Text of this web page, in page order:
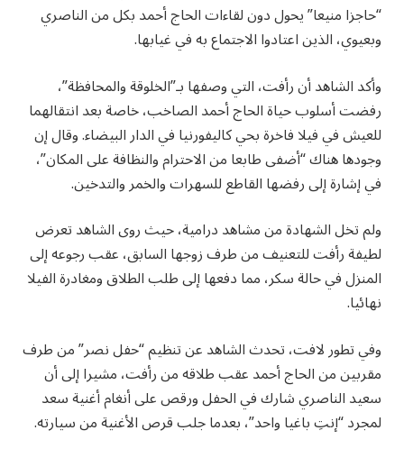
“حاجزا منيعا” يحول دون لقاءات الحاج أحمد بكل من الناصري
وبعيوي، الذين اعتادوا الاجتماع به في غيابها.
وأكد الشاهد أن رأفت، التي وصفها بـ”الخلوقة والمحافظة”،
رفضت أسلوب حياة الحاج أحمد الصاخب، خاصة بعد انتقالهما
للعيش في فيلا فاخرة بحي كاليفورنيا في الدار البيضاء. وقال إن
وجودها هناك “أضفى طابعا من الاحترام والنظافة على المكان”،
في إشارة إلى رفضها القاطع للسهرات والخمر والتدخين.
ولم تخل الشهادة من مشاهد درامية، حيث روى الشاهد تعرض
لطيفة رأفت للتعنيف من طرف زوجها السابق، عقب رجوعه إلى
المنزل في حالة سكر، مما دفعها إلى طلب الطلاق ومغادرة الفيلا
نهائيا.
وفي تطور لافت، تحدث الشاهد عن تنظيم “حفل نصر” من طرف
مقربين من الحاج أحمد عقب طلاقه من رأفت، مشيرا إلى أن
سعيد الناصري شارك في الحفل ورقص على أنغام أغنية سعد
لمجرد “إنتِ باغيا واحد”، بعدما جلب قرص الأغنية من سيارته.